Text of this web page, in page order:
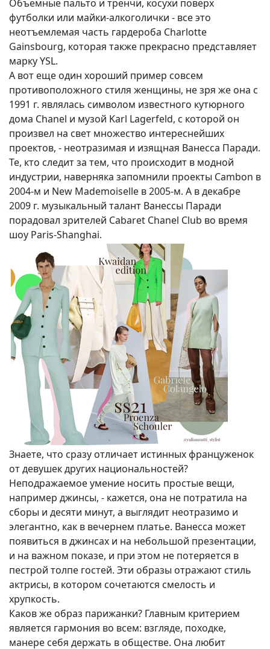
Объемные пальто и тренчи, косухи поверх
футболки или майки-алкоголички - все это
неотъемлемая часть гардероба Charlotte
Gainsbourg, которая также прекрасно представляет
марку YSL.
А вот еще один хороший пример совсем
противоположного стиля женщины, не зря же она с
1991 г. являлась символом известного кутюрного
дома Chanel и музой Karl Lagerfeld, с которой он
произвел на свет множество интереснейших
проектов, - неотразимая и изящная Ванесса Паради.
Те, кто следит за тем, что происходит в модной
индустрии, наверняка запомнили проекты Cambon в
2004-м и New Mademoiselle в 2005-м. А в декабре
2009 г. музыкальный талант Ванессы Паради
порадовал зрителей Cabaret Chanel Club во время
шоу Paris-Shanghai.
Знаете, что сразу отличает истинных француженок
от девушек других национальностей?
Неподражаемое умение носить простые вещи,
например джинсы, - кажется, она не потратила на
сборы и десяти минут, а выглядит неотразимо и
элегантно, как в вечернем платье. Ванесса может
появиться в джинсах и на небольшой презентации,
и на важном показе, и при этом не потеряется в
пестрой толпе гостей. Эти образы отражают стиль
актрисы, в котором сочетаются смелость и
хрупкость.
Каков же образ парижанки? Главным критерием
является гармония во всем: взгляде, походке,
манере себя держать в обществе. Она любит